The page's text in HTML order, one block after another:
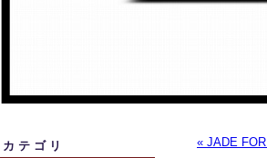
カテゴリ
« JADE